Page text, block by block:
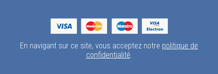
En navigant sur ce site, vous acceptez notre politique de
confidentialité.